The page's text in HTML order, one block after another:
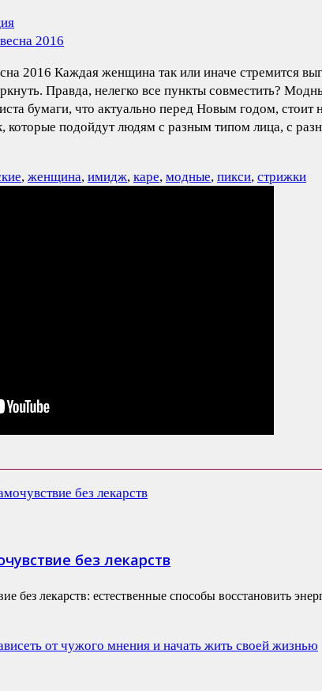
2016 Каждая женщина так или иначе стремится
Правда, нелегко все пункты совместить?
бумаги, что актуально перед Новым годом,
которые подойдут людям с разным типом лица, с
, женщина, имидж, каре, модные, пикси, стрижки
без лекарств
без лекарств: естественные способы восстановить